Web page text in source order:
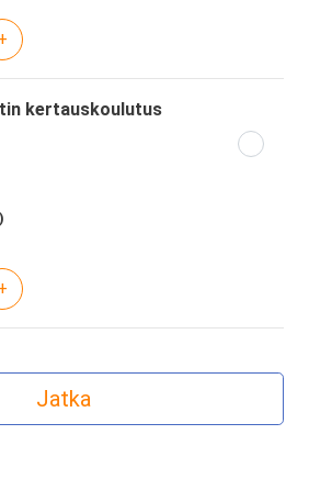
kertauskoulutus